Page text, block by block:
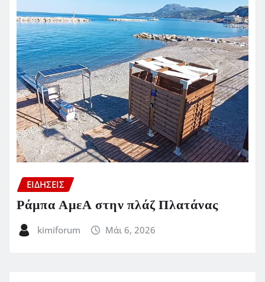
ΕΙΔΗΣΕΙΣ
Ράμπα ΑμεΑ στην πλάζ Πλατάνας
kimiforum Μάι 6, 2026